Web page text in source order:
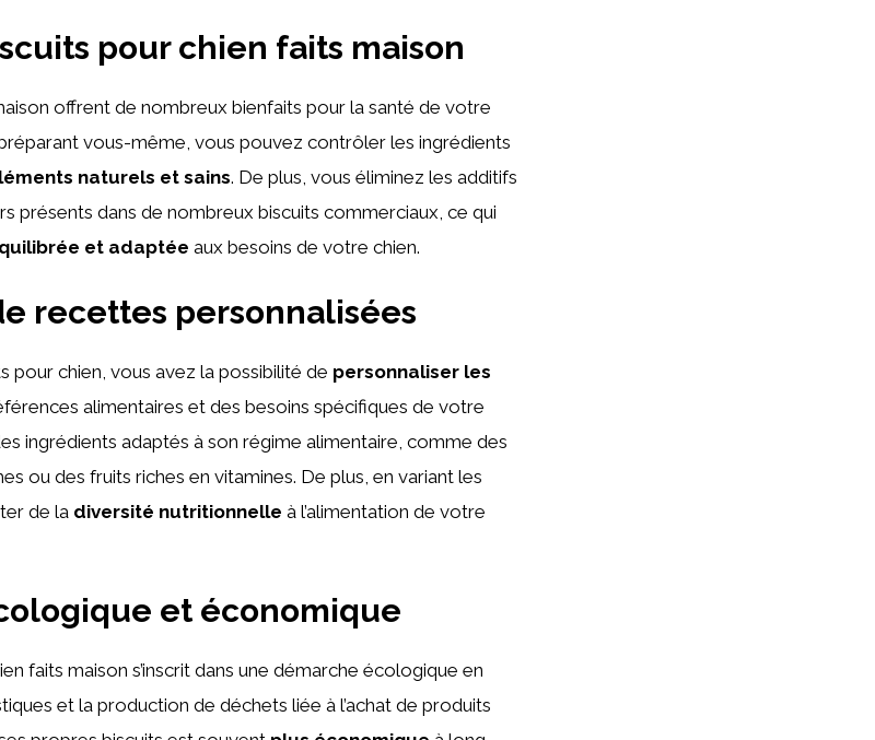
pour chien faits maison
offrent de nombreux bienfaits pour la santé de votre
vous-même, vous pouvez contrôler les ingrédients
naturels et sains. De plus, vous éliminez les additifs
présents dans de nombreux biscuits commerciaux, ce qui
et adaptée aux besoins de votre chien.
recettes personnalisées
pour chien, vous avez la possibilité de personnaliser les
alimentaires et des besoins spécifiques de votre
ingrédients adaptés à son régime alimentaire, comme des
ou des fruits riches en vitamines. De plus, en variant les
de la diversité nutritionnelle à l’alimentation de votre
et économique
faits maison s’inscrit dans une démarche écologique en
et la production de déchets liée à l’achat de produits